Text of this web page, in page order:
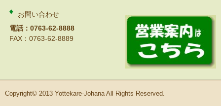
お問い合わせ
電話：0763-62-8888
FAX：0763-62-8889
Copyright© 2013 Yottekare-Johana All Rights Reserved.